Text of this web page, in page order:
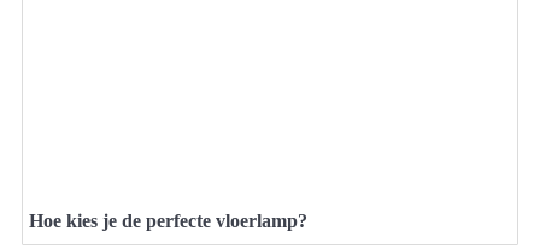
Hoe kies je de perfecte vloerlamp?